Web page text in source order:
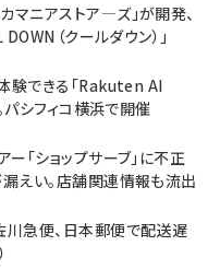
マニアストア―ズ」が開発、
（クールダウン）」
験できる「Rakuten AI
シフィコ横浜で開催
「ショップサーブ」に不正
えい。店舗関連情報も流出
川急便、日本郵便で配送遅